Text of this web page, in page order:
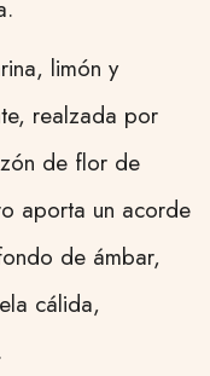
limón y
realzada por
de flor de
aporta un acorde
de ámbar,
cálida,